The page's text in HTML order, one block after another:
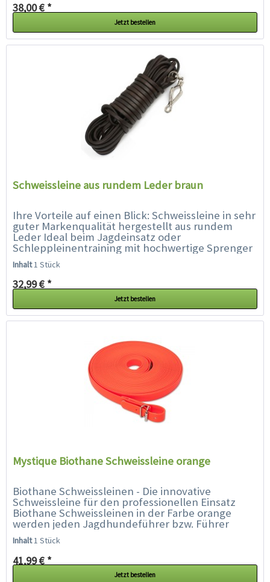
38,00 € *
Jetzt bestellen
Schweissleine aus rundem Leder braun
Ihre Vorteile auf einen Blick: Schweissleine in sehr
guter Markenqualität hergestellt aus rundem
Leder Ideal beim Jagdeinsatz oder
Schleppleinentraining mit hochwertige Sprenger
Karabiner robust + haltbar 6...
Inhalt1 Stück
32,99 € *
Jetzt bestellen
Mystique Biothane Schweissleine orange
Biothane Schweissleinen - Die innovative
Schweissleine für den professionellen Einsatz
Biothane Schweissleinen in der Farbe orange
werden jeden Jagdhundeführer bzw. Führer
eines Schweißhundes restlos begeistern...
Inhalt1 Stück
41,99 € *
Jetzt bestellen